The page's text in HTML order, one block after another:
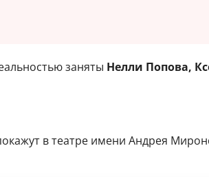
заняты Нелли Попова,
в театре имени Андрея